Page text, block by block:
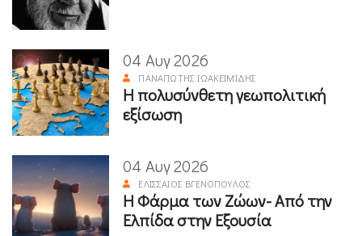
04 Αυγ 2026
ΠΑΝΑΓΙΏΤΗΣ ΙΩΑΚΕΙΜΊΔΗΣ
Η πολυσύνθετη γεωπολιτική
εξίσωση
04 Αυγ 2026
ΕΛΙΣΣΑΊΟΣ ΒΓΕΝΌΠΟΥΛΟΣ
Η Φάρμα των Ζώων- Από την
Ελπίδα στην Εξουσία